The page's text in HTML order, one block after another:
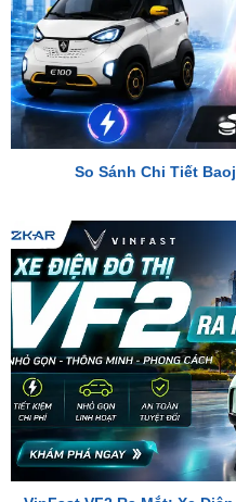
So Sánh Chi Tiết
VinFast VF2 Ra Mắt: Xe